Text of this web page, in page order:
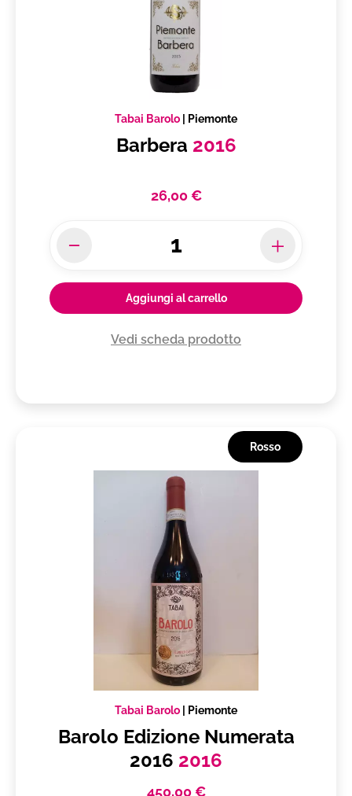
Tabai Barolo Piemonte
Barbera 2016
26,00 €
Aggiungi al carrello
Vedi scheda prodotto
Rosso
Tabai Barolo Piemonte
Barolo Edizione Numerata
2016 2016
450,00 €